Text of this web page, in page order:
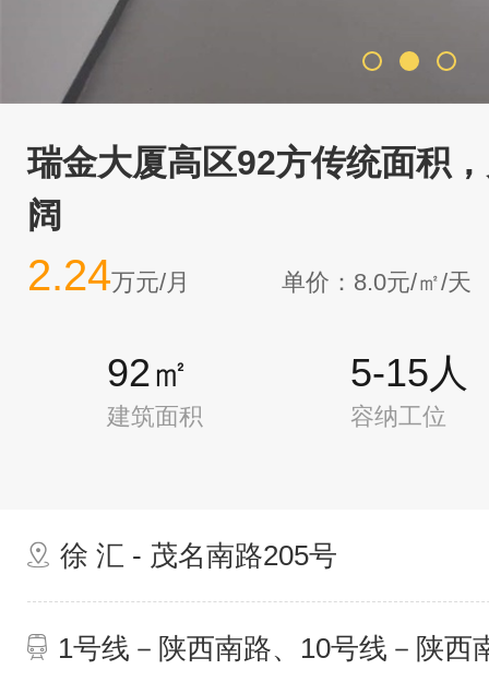
瑞金大厦高区92方传统面积
阔
2.24万元/月 单价：8.0元/㎡/天
92㎡
建筑面积
5-15人
容纳工位
徐 汇 - 茂名南路205号
1号线－陕西南路、10号线－陕西